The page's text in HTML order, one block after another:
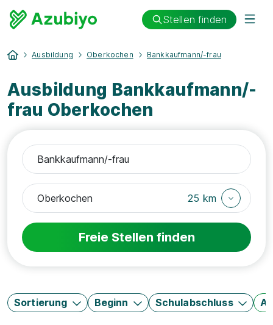
Stellen finden
Ausbildung Oberkochen Bankkaufmann/-frau
Ausbildung Bankkaufmann/-
frau Oberkochen
25 km
Freie Stellen finden
Sortierung Beginn Schulabschluss